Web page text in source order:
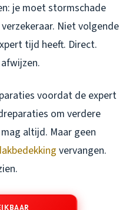
je moet stormschade
Niet volgende
tijd heeft. Direct.
voordat de expert
om verdere
altijd. Maar geen
vervangen.